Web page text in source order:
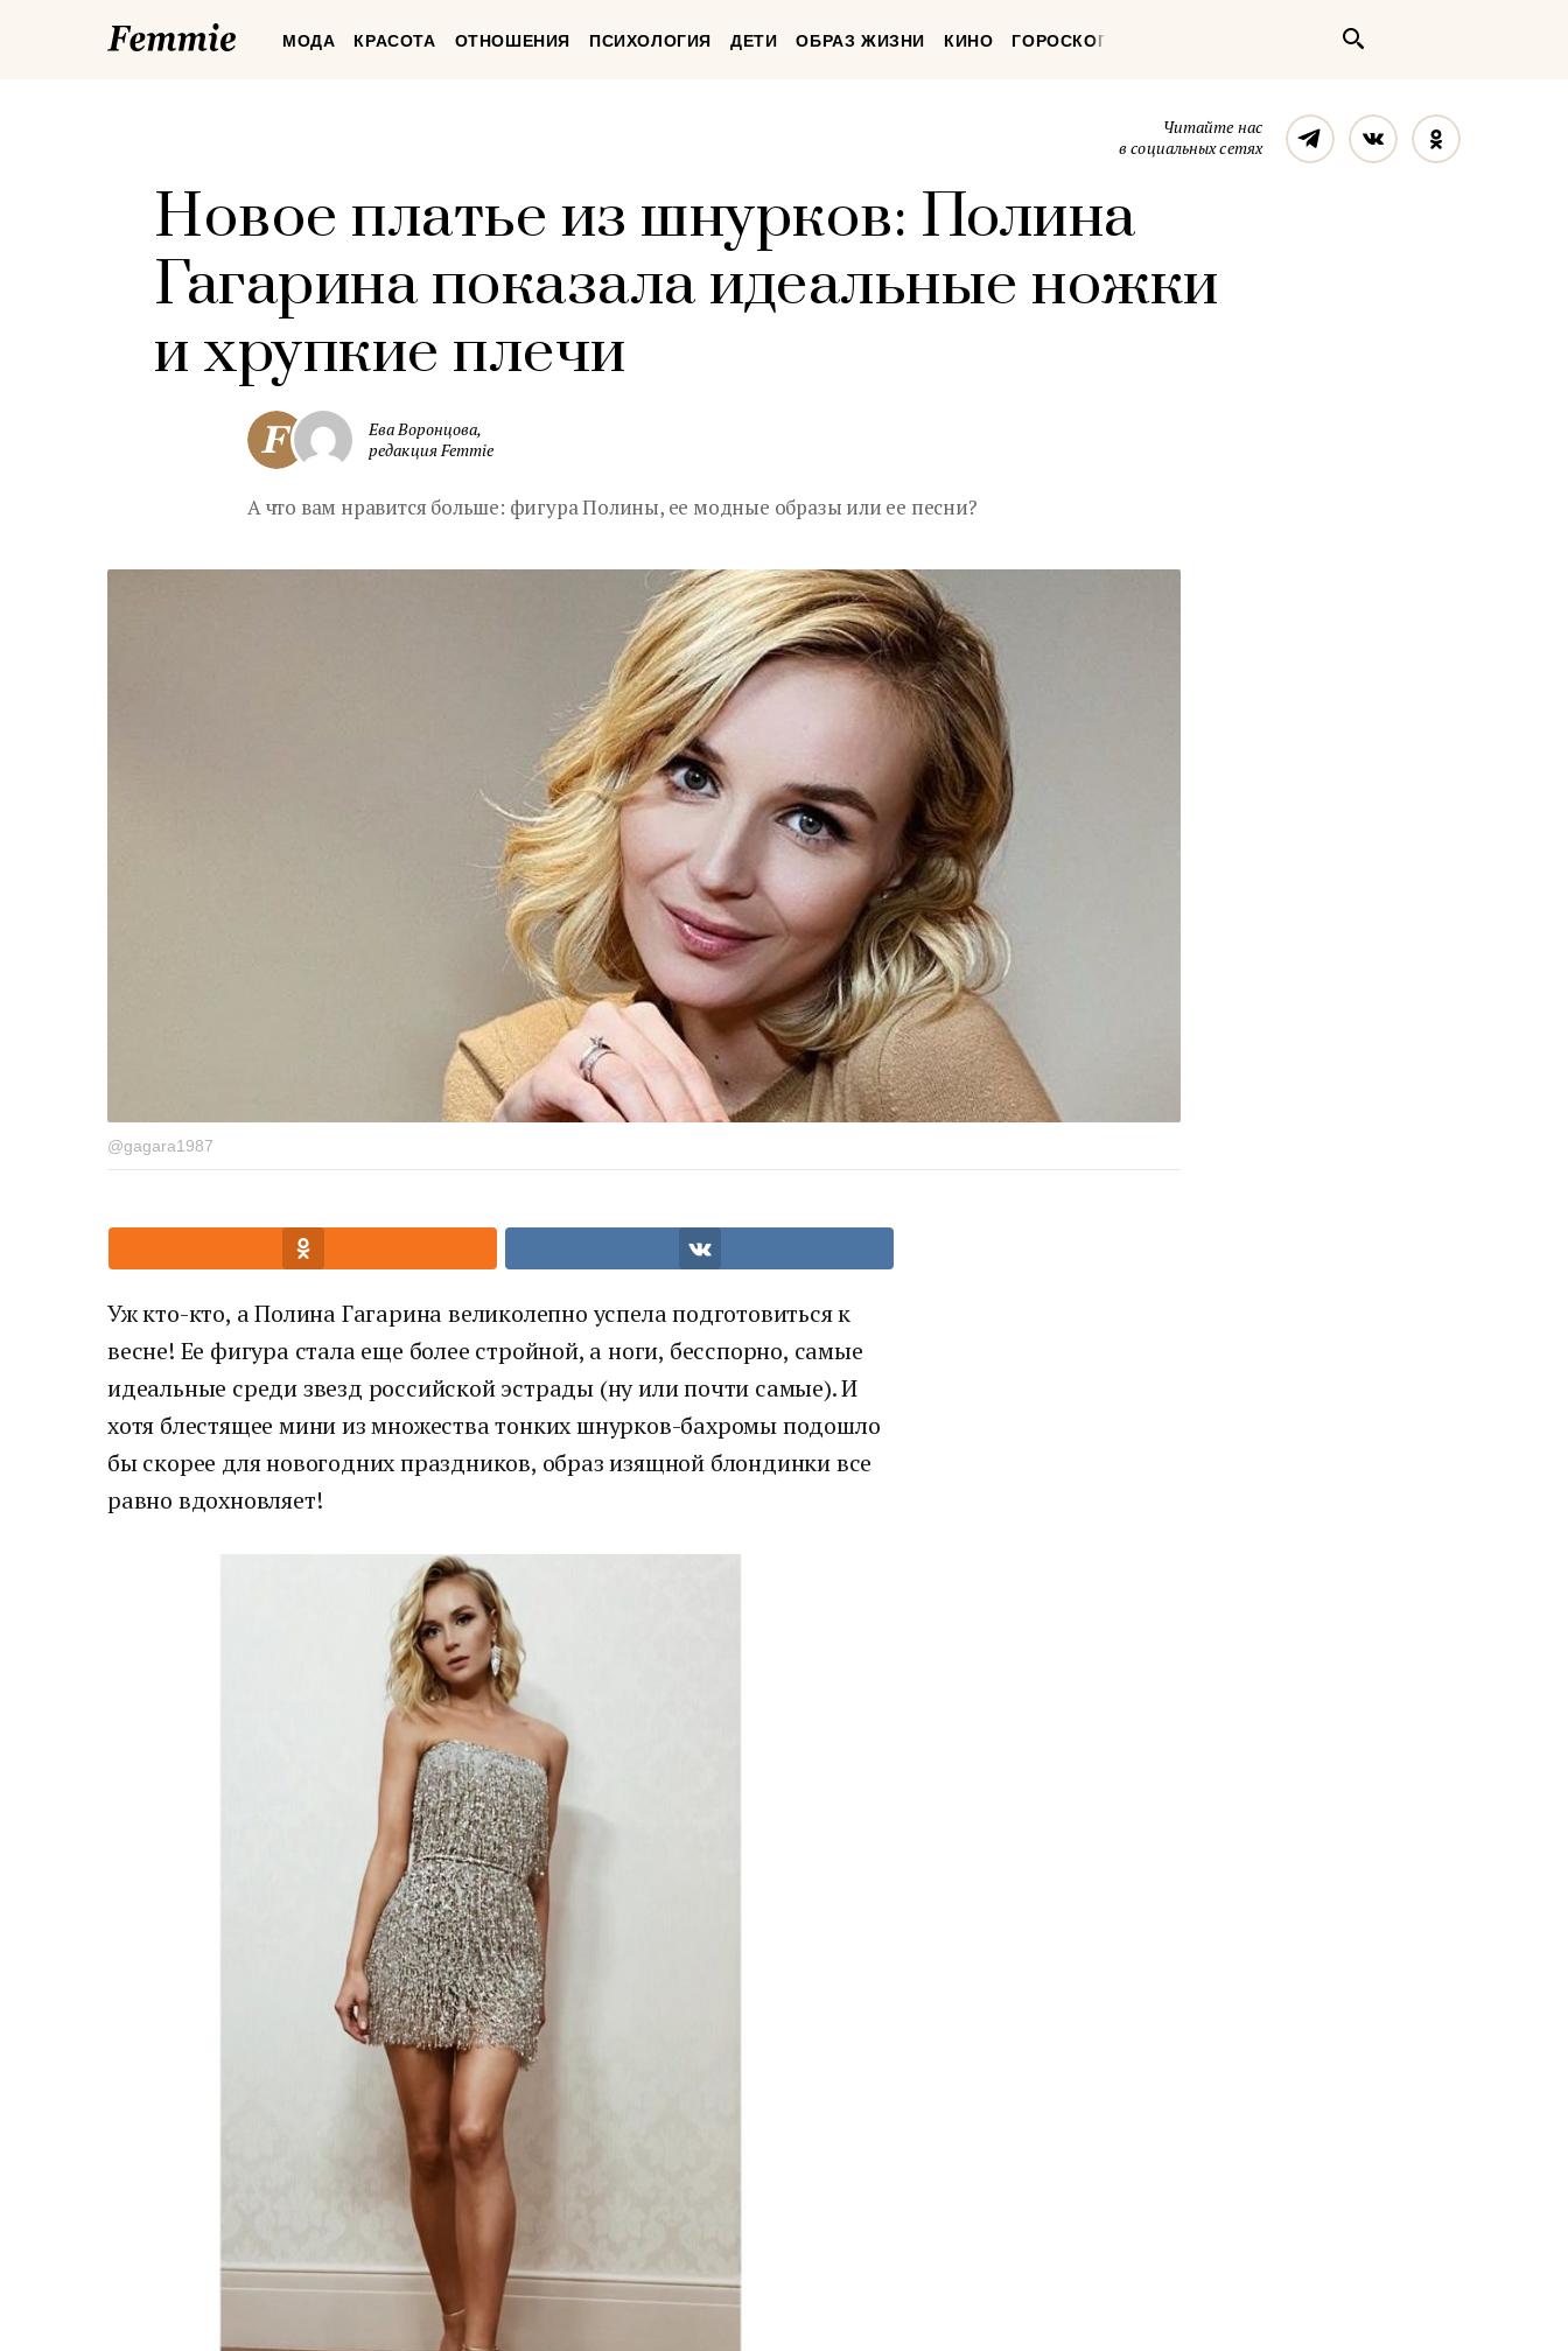
FemmieМОДА КРАСОТА ОТНОШЕНИЯ ПСИХОЛОГИЯ ДЕТИ ОБРАЗ ЖИЗНИ КИНО ГОРОСКОП
Читайте нас
в социальных сетях
ТелеграмВконтакте
Новое платье из шнурков: Полина
Гагарина показала идеальные ножки
и хрупкие плечи
Ева Воронцова,
редакция Femmie
А что вам нравится больше: фигура Полины, ее модные образы или ее песни?
@gagara1987
Уж кто-кто, а Полина Гагарина великолепно успела подготовиться к
весне! Ее фигура стала еще более стройной, а ноги, бесспорно, самые
идеальные среди звезд российской эстрады (ну или почти самые). И
хотя блестящее мини из множества тонких шнурков-бахромы подошло
бы скорее для новогодних праздников, образ изящной блондинки все
равно вдохновляет!